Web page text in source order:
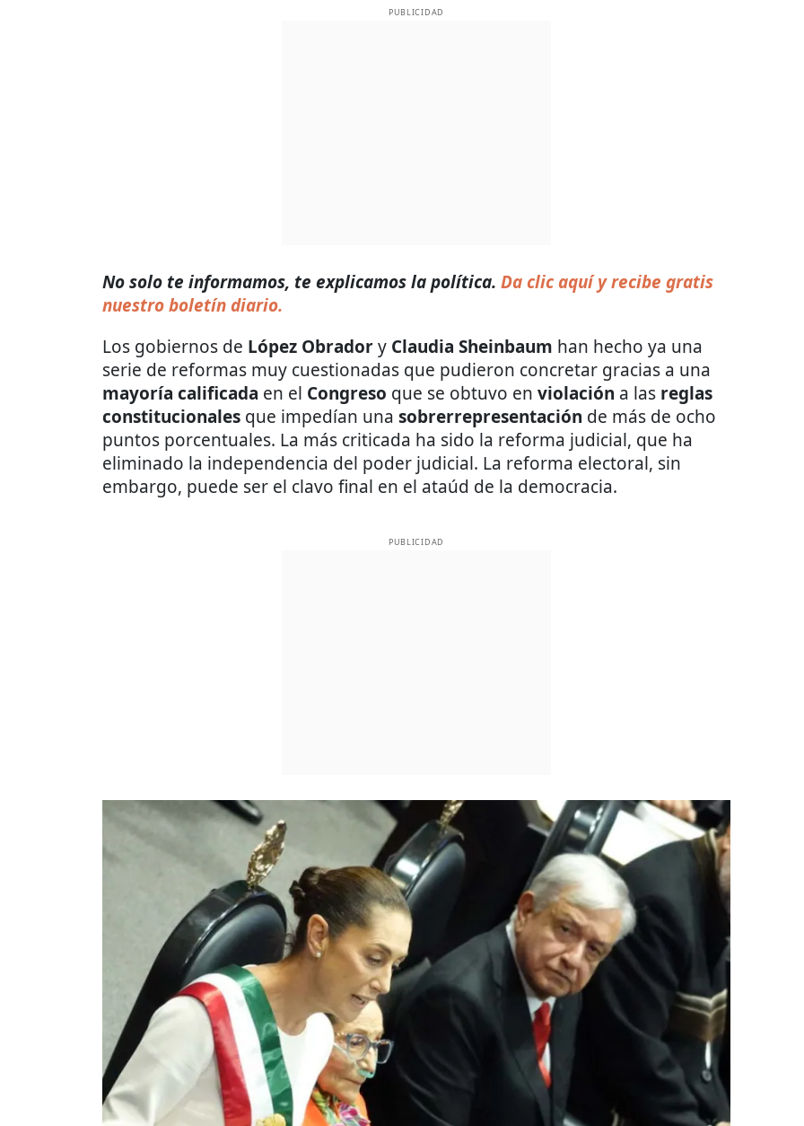
PUBLICIDAD
No solo te informamos, te explicamos la política. Da clic aquí y recibe gratis
nuestro boletín diario.
Los gobiernos de López Obradory Claudia Sheinbaum han hecho ya una
serie de reformas muy cuestionadas que pudieron concretar gracias a una
mayoría calificada en el Congreso que se obtuvo en violación a las reglas
constitucionales que impedían una sobrerrepresentación de más de ocho
puntos porcentuales. La más criticada ha sido la reforma judicial, que ha
eliminado la independencia del poder judicial. La reforma electoral, sin
embargo, puede ser el clavo final en el ataúd de la democracia.
PUBLICIDAD